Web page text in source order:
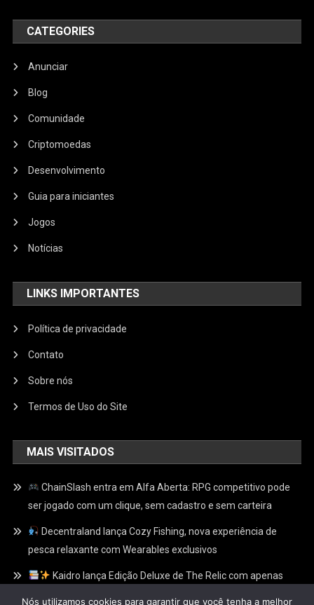
CATEGORIES
Anunciar
Blog
Comunidade
Criptomoedas
Desenvolvimento
Guia para iniciantes
Jogos
Notícias
LINKS IMPORTANTES
Política de privacidade
Contato
Sobre nós
Termos de Uso do Site
MAIS VISITADOS
ChainSlash entra em Alfa Aberta: RPG competitivo pode
ser jogado com um clique, sem cadastro e sem carteira
Decentraland lança Cozy Fishing, nova experiência de
pesca relaxante com Wearables exclusivos
Kaidro lança Edição Deluxe de The Relic com apenas
Nós utilizamos cookies para garantir que você tenha a melhor